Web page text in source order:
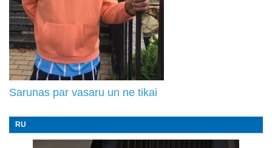
Sarunas par vasaru un ne tikai
RU